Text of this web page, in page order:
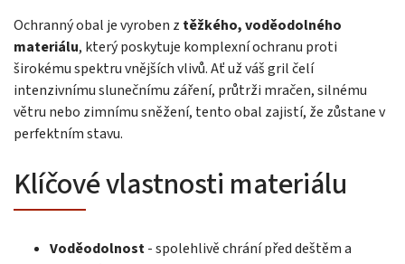
Ochranný obal je vyroben z těžkého, voděodolného
materiálu, který poskytuje komplexní ochranu proti
širokému spektru vnějších vlivů. Ať už váš gril čelí
intenzivnímu slunečnímu záření, průtrži mračen, silnému
větru nebo zimnímu sněžení, tento obal zajistí, že zůstane v
perfektním stavu.
Klíčové vlastnosti materiálu
Voděodolnost- spolehlivě chrání před deštěm a